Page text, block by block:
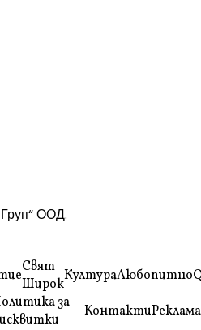
ООД.
Свят
ШирокКултураЛюбопитно
за
КонтактиРеклама